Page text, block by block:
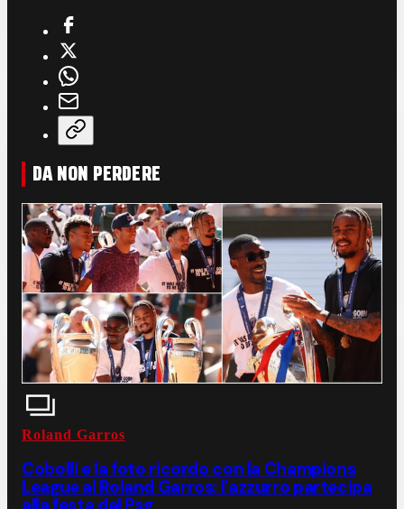
DA NON PERDERE
Roland Garros
Cobolli e la foto ricordo con la Champions
League al Roland Garros: l'azzurro partecipa